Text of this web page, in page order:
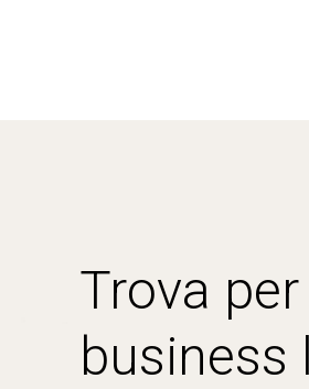
Trova
business